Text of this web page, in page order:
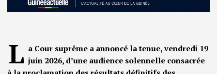
L a Cour suprême a annoncé la tenue, vendredi 19
juin 2026, d’une audience solennelle consacrée